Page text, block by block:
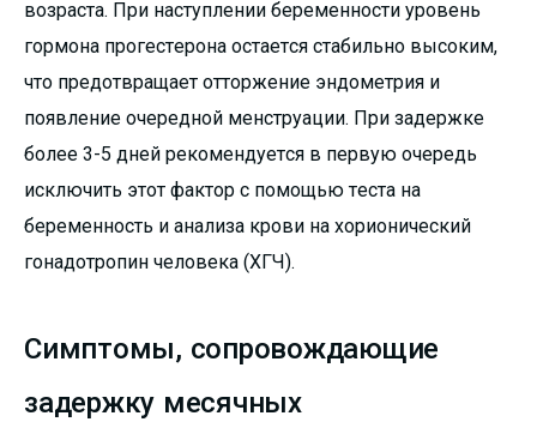
возраста. При наступлении беременности уровень
гормона прогестерона остается стабильно высоким,
что предотвращает отторжение эндометрия и
появление очередной менструации. При задержке
более 3-5 дней рекомендуется в первую очередь
исключить этот фактор с помощью теста на
беременность и анализа крови на хорионический
гонадотропин человека (ХГЧ).
Симптомы, сопровождающие
задержку месячных